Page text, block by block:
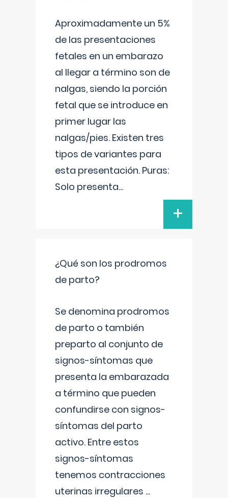
Aproximadamente un 5%
de las presentaciones
fetales en un embarazo
al llegar a término son de
nalgas, siendo la porción
fetal que se introduce en
primer lugar las
nalgas/pies. Existen tres
tipos de variantes para
esta presentación. Puras:
Solo presenta...
+
¿Qué son los prodromos
de parto?
Se denomina prodromos
de parto o también
preparto al conjunto de
signos-síntomas que
presenta la embarazada
a término que pueden
confundirse con signos-
síntomas del parto
activo. Entre estos
signos-síntomas
tenemos contracciones
uterinas irregulares ...